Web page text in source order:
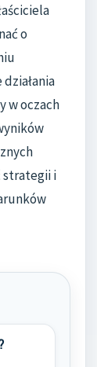
o
w oczach
strategii i